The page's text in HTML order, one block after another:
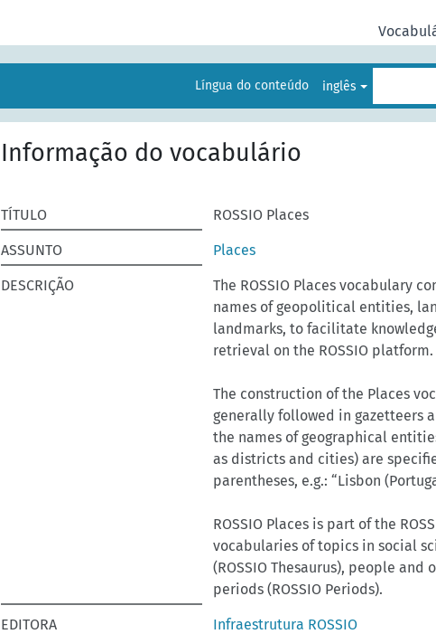
Língua do conteúdo inglês
Informação do vocabulário
TÍTULO ROSSIO Places
ASSUNTO Places
DESCRIÇÃO
The ROSSIO Places vocabulary
names of geopolitical entities,
landmarks, to facilitate
retrieval on the ROSSIO platform.
The construction of the Places
generally followed in gazetteers
the names of geographical
as districts and cities) are
parentheses, e.g.: “Lisbon
ROSSIO Places is part of the
vocabularies of topics in social
(ROSSIO Thesaurus), people and
periods (ROSSIO Periods).
EDITORA Infraestrutura ROSSIO